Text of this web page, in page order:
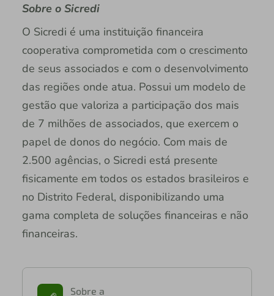
Sobre o Sicredi
O Sicredi é uma instituição financeira
cooperativa comprometida com o crescimento
de seus associados e com o desenvolvimento
das regiões onde atua. Possui um modelo de
gestão que valoriza a participação dos mais
de 7 milhões de associados, que exercem o
papel de donos do negócio. Com mais de
2.500 agências, o Sicredi está presente
fisicamente em todos os estados brasileiros e
no Distrito Federal, disponibilizando uma
gama completa de soluções financeiras e não
financeiras.
Sobre a